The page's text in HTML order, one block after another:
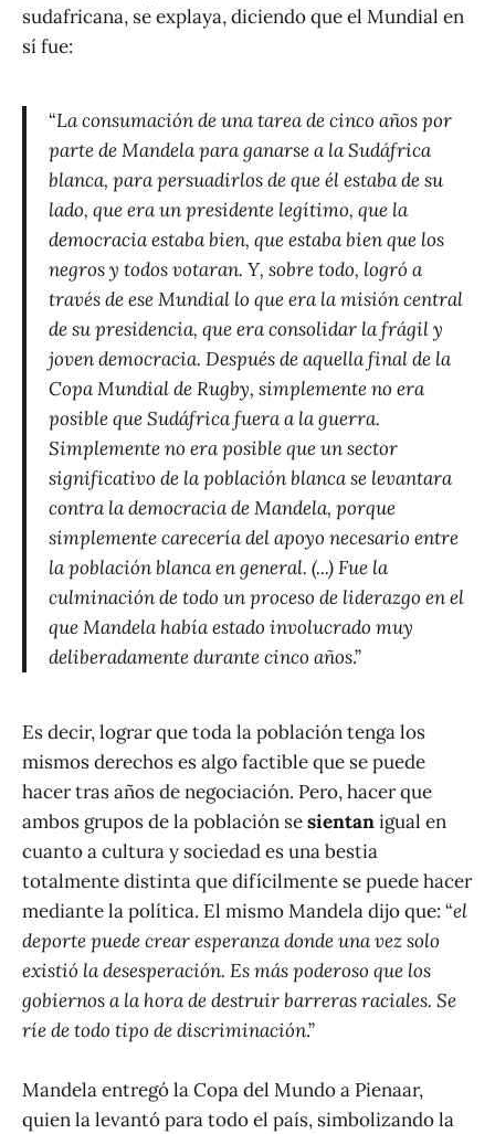
sudafricana, se explaya, diciendo que el Mundial en
sí fue:
“La consumación de una tarea de cinco años por
parte de Mandela para ganarse a la Sudáfrica
blanca, para persuadirlos de que él estaba de su
lado, que era un presidente legítimo, que la
democracia estaba bien, que estaba bien que los
negros y todos votaran. Y, sobre todo, logró a
través de ese Mundial lo que era la misión central
de su presidencia, que era consolidar la frágil y
joven democracia. Después de aquella final de la
Copa Mundial de Rugby, simplemente no era
posible que Sudáfrica fuera a la guerra.
Simplemente no era posible que un sector
significativo de la población blanca se levantara
contra la democracia de Mandela, porque
simplemente carecería del apoyo necesario entre
la población blanca en general. (...) Fue la
culminación de todo un proceso de liderazgo en el
que Mandela había estado involucrado muy
deliberadamente durante cinco años.”
Es decir, lograr que toda la población tenga los
mismos derechos es algo factible que se puede
hacer tras años de negociación. Pero, hacer que
ambos grupos de la población sesientanigual en
cuanto a cultura y sociedad es una bestia
totalmente distinta que difícilmente se puede hacer
mediante la política. El mismo Mandela dijo que: “el
deporte puede crear esperanza donde una vez solo
existió la desesperación. Es más poderoso que los
gobiernos a la hora de destruir barreras raciales. Se
ríe de todo tipo de discriminación.”
Mandela entregó la Copa del Mundo a Pienaar,
quien la levantó para todo el país, simbolizando la